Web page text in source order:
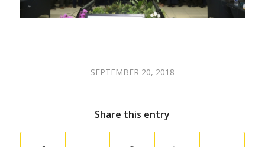
SEPTEMBER 20, 2018
Share this entry